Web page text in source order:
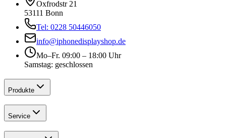
Oxfrodstr 21
53111 Bonn
Tel: 0228 50446050
info@iphonedisplayshop.de
Mo–Fr. 09:00 – 18:00 Uhr
Samstag: geschlossen
Produkte
Service